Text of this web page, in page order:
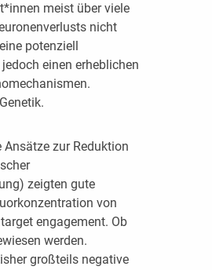
meist über viele
nicht
potenziell
einen erheblichen
zur Reduktion
zeigten gute
von
engagement. Ob
werden.
großteils negative